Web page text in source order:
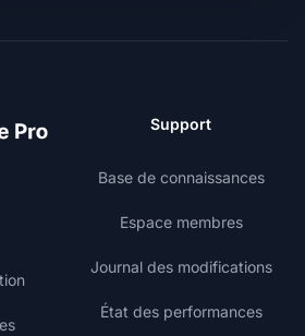
Support
Base de connaissances
Espace membres
Journal des modifications
État des performances